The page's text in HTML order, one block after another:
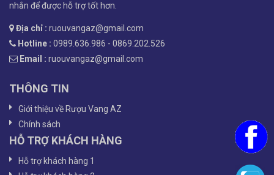
nhắn để được hỗ trợ tốt hơn.
Địa chỉ : ruouvangaz@gmail.com
Hotline : 0989.636.986 - 0869.202.526
Email : ruouvangaz@gmail.com
THÔNG TIN
Giới thiệu về Rượu Vang AZ
Chính sách
HỖ TRỢ KHÁCH HÀNG
Hỗ trợ khách hàng 1